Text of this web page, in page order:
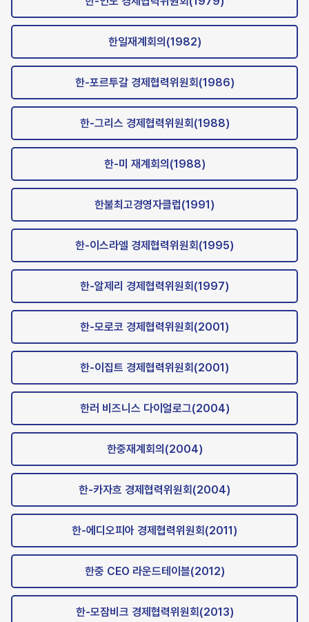
한일재계회의(1982)
한-포르투갈 경제협력위원회(1986)
한-그리스 경제협력위원회(1988)
한-미 재계회의(1988)
한불최고경영자클럽(1991)
한-이스라엘 경제협력위원회(1995)
한-알제리 경제협력위원회(1997)
한-모로코 경제협력위원회(2001)
한-이집트 경제협력위원회(2001)
한러 비즈니스 다이얼로그(2004)
한중재계회의(2004)
한-카자흐 경제협력위원회(2004)
한-에디오피아 경제협력위원회(2011)
한중 CEO 라운드테이블(2012)
한-모잠비크 경제협력위원회(2013)